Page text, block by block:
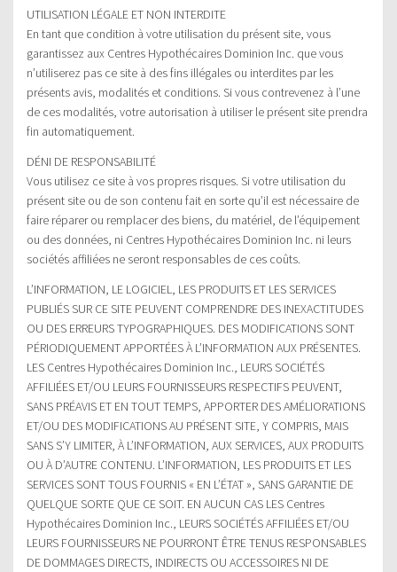
UTILISATION LÉGALE ET NON INTERDITE
En tant que condition à votre utilisation du présent site, vous
garantissez aux Centres Hypothécaires Dominion Inc. que vous
n’utiliserez pas ce site à des fins illégales ou interdites par les
présents avis, modalités et conditions. Si vous contrevenez à l’une
de ces modalités, votre autorisation à utiliser le présent site prendra
fin automatiquement.
DÉNI DE RESPONSABILITÉ
Vous utilisez ce site à vos propres risques. Si votre utilisation du
présent site ou de son contenu fait en sorte qu’il est nécessaire de
faire réparer ou remplacer des biens, du matériel, de l’équipement
ou des données, ni Centres Hypothécaires Dominion Inc. ni leurs
sociétés affiliées ne seront responsables de ces coûts.
L’INFORMATION, LE LOGICIEL, LES PRODUITS ET LES SERVICES
PUBLIÉS SUR CE SITE PEUVENT COMPRENDRE DES INEXACTITUDES
OU DES ERREURS TYPOGRAPHIQUES. DES MODIFICATIONS SONT
PÉRIODIQUEMENT APPORTÉES À L’INFORMATION AUX PRÉSENTES.
LES Centres Hypothécaires Dominion Inc., LEURS SOCIÉTÉS
AFFILIÉES ET/OU LEURS FOURNISSEURS RESPECTIFS PEUVENT,
SANS PRÉAVIS ET EN TOUT TEMPS, APPORTER DES AMÉLIORATIONS
ET/OU DES MODIFICATIONS AU PRÉSENT SITE, Y COMPRIS, MAIS
SANS S’Y LIMITER, À L’INFORMATION, AUX SERVICES, AUX PRODUITS
OU À D’AUTRE CONTENU. L’INFORMATION, LES PRODUITS ET LES
SERVICES SONT TOUS FOURNIS « EN L’ÉTAT », SANS GARANTIE DE
QUELQUE SORTE QUE CE SOIT. EN AUCUN CAS LES Centres
Hypothécaires Dominion Inc., LEURS SOCIÉTÉS AFFILIÉES ET/OU
LEURS FOURNISSEURS NE POURRONT ÊTRE TENUS RESPONSABLES
DE DOMMAGES DIRECTS, INDIRECTS OU ACCESSOIRES NI DE